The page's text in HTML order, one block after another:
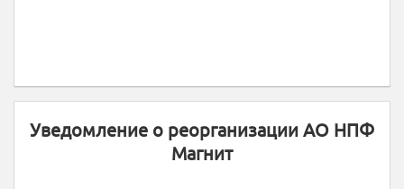
Уведомление о реорганизации АО НПФ
Магнит